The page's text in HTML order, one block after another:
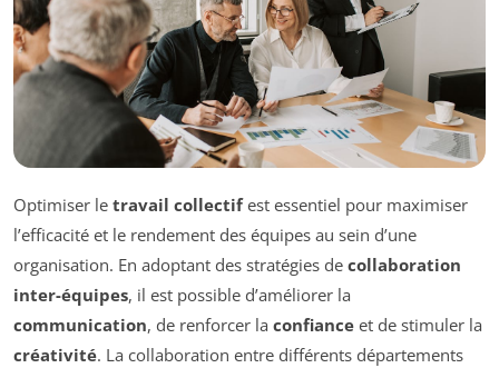
Optimiser le travail collectifest essentiel pour maximiser
l’efficacité et le rendement des équipes au sein d’une
organisation. En adoptant des stratégies de collaboration
inter-équipes, il est possible d’améliorer la
communication, de renforcer la confiance et de stimuler la
créativité. La collaboration entre différents départements